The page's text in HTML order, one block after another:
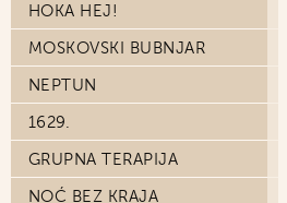
HOKA HEJ!
MOSKOVSKI BUBNJAR
NEPTUN
1629.
GRUPNA TERAPIJA
NOĆ BEZ KRAJA